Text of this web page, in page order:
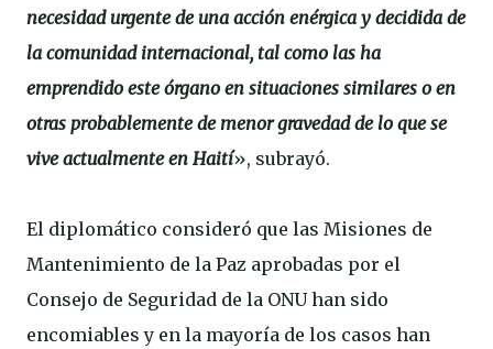
necesidad urgente de una acción enérgica y decidida de
la comunidad internacional, tal como las ha
emprendido este órgano en situaciones similares o en
otras probablemente de menor gravedad de lo que se
vive actualmente en Haití», subrayó.
El diplomático consideró que las Misiones de
Mantenimiento de la Paz aprobadas por el
Consejo de Seguridad de la ONU han sido
encomiables y en la mayoría de los casos han